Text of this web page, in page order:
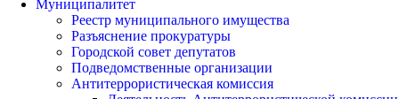
Муниципалитет
Реестр муниципального имущества
Разъяснение прокуратуры
Городской совет депутатов
Подведомственные организации
Антитеррористическая комиссия